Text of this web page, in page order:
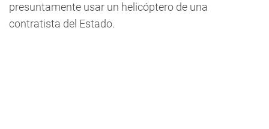
presuntamente usar un helicóptero de una
contratista del Estado.